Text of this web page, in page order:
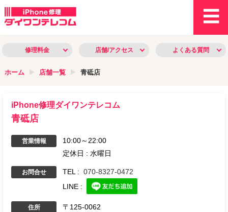
修理料金 店舗/アクセス よくある質問
ホーム 店舗一覧 青砥店
iPhone修理ダイワンテレコム
青砥店
営業情報
10:00～22:00
定休日 :水曜日
お問合せ TEL : 070-8327-0472
LINE :
住所 〒 125-0062